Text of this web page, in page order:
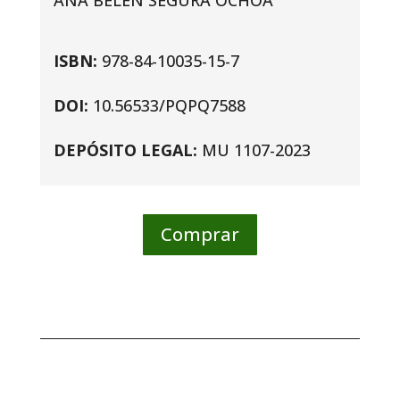
ISBN: 978-84-10035-15-7
DOI: 10.56533/PQPQ7588
DEPÓSITO LEGAL: MU 1107-2023
Comprar